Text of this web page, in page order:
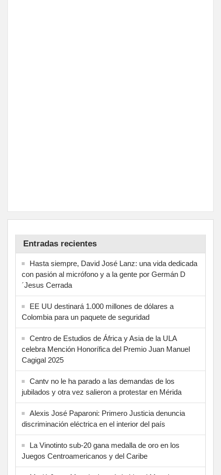
Entradas recientes
Hasta siempre, David José Lanz: una vida dedicada
con pasión al micrófono y a la gente por Germán D
´Jesus Cerrada
EE UU destinará 1.000 millones de dólares a
Colombia para un paquete de seguridad
Centro de Estudios de África y Asia de la ULA
celebra Mención Honorífica del Premio Juan Manuel
Cagigal 2025
Cantv no le ha parado a las demandas de los
jubilados y otra vez salieron a protestar en Mérida
Alexis José Paparoni: Primero Justicia denuncia
discriminación eléctrica en el interior del país
La Vinotinto sub-20 gana medalla de oro en los
Juegos Centroamericanos y del Caribe